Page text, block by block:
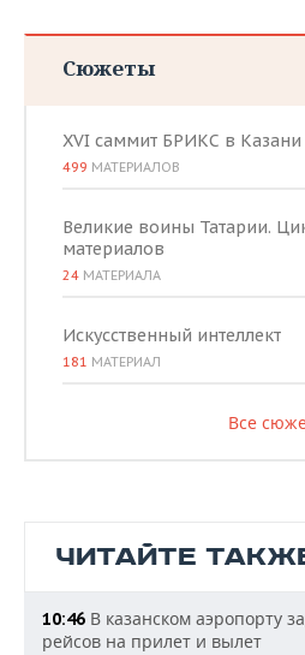
Сюжеты
XVI саммит БРИКС в Казани
499 МАТЕРИАЛОВ
Великие воины Татарии.
материалов
24 МАТЕРИАЛА
Искусственный интеллект
181 МАТЕРИАЛ
Все
ЧИТАЙТЕ
10:46 В казанском аэропорту
рейсов на прилет и вылет